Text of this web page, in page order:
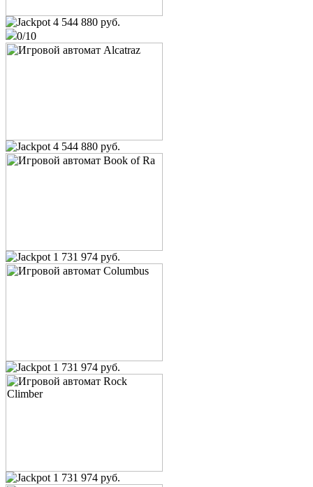
4 544 880 руб.
0/10
4 544 880 руб.
1 731 974 руб.
1 731 974 руб.
1 731 974 руб.